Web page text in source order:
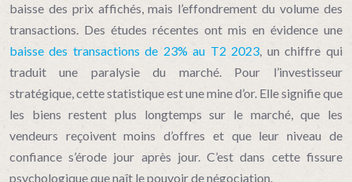
baisse des prix affichés, mais l’effondrement du volume des
transactions. Des études récentes ont mis en évidence une
baisse des transactions de 23% au T2 2023, un chiffre qui
traduit une paralysie du marché. Pour l’investisseur
stratégique, cette statistique est une mine d’or. Elle signifie que
les biens restent plus longtemps sur le marché, que les
vendeurs reçoivent moins d’offres et que leur niveau de
confiance s’érode jour après jour. C’est dans cette fissure
psychologique que naît le pouvoir de négociation.